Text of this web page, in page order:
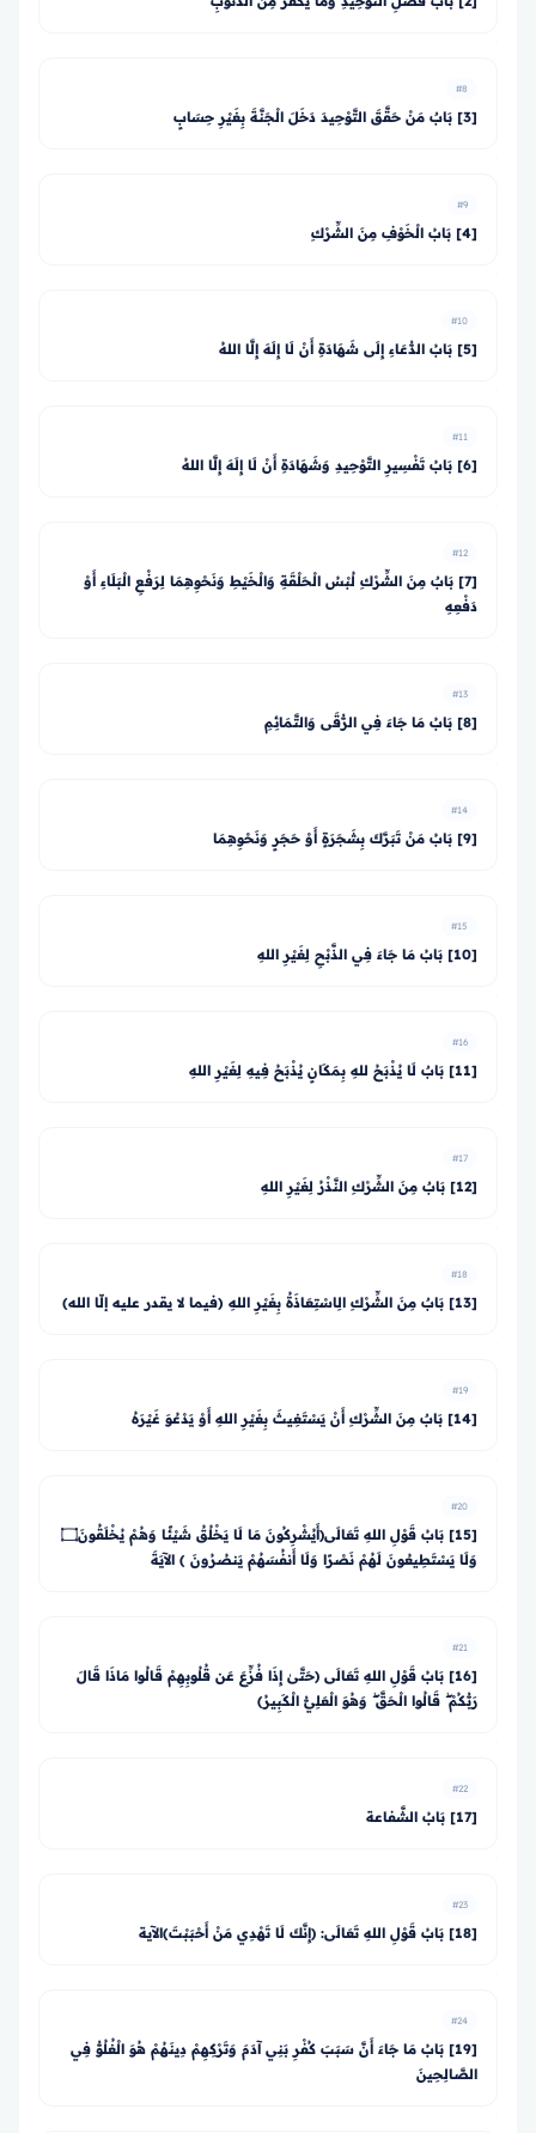
#8
[3] بَابٌ مَنْ حَقَّقَ التَّوْحِيدَ دَخَلَ الْجَنَّةَ بِغَيْرِ حِسَابٍ
#9
[4] بَابُ الْخَوْفِ مِنَ الشِّرْكِ
#10
[5] بَابُ الدُّعَاءِ إِلَى شَهَادَةِ أَنْ لَا إِلَهَ إِلَّا اللهُ
#11
[6] بَابُ تَفْسِيرِ التَّوْحِيدِ وَشَهَادَةِ أَنْ لَا إِلَهَ إِلَّا اللهُ
#12
[7] بَابٌ مِنَ الشِّرْكِ لُبْسُ الْحَلْقَةِ وَالْخَيْطِ وَنَحْوِهِمَا لِرَفْعِ الْبَلَاءِ أَوْ
دَفْعِهِ
#13
[8] بَابُ مَا جَاءَ فِي الرُّقَى وَالتَّمَائِمِ
#14
[9] بَابُ مَنْ تَبَرَّكَ بِشَجَرَةٍ أَوْ حَجَرٍ وَنَحْوِهِمَا
#15
[10] بَابُ مَا جَاءَ فِي الذَّبْحِ لِغَيْرِ اللهِ
#16
[11] بَابٌ لَا يُذْبَحُ للهِ بِمَكَانٍ يُذْبَحُ فِيهِ لِغَيْرِ اللهِ
#17
[12] بَابٌ مِنَ الشِّرْكِ النَّذْرُ لِغَيْرِ اللهِ
#18
[13] بَابٌ مِنَ الشِّرْكِ الِاسْتِعَاذَةُ بِغَيْرِ اللهِ (فيما لا يقدر عليه إلّا الله)
#19
[14] بَابٌ مِنَ الشِّرْكِ أَنْ يَسْتَغِيثَ بِغَيْرِ اللهِ أَوْ يَدْعُوَ غَيْرَهُ
#20
[15] بَابُ قَوْلِ اللهِ تَعَالَى﴿أَيُشْرِكُونَ مَا لَا يَخْلُقُ شَيْئًا وَهُمْ يُخْلَقُونَ۝
وَلَا يَسْتَطِيعُونَ لَهُمْ نَصْرًا وَلَا أَنفُسَهُمْ يَنصُرُونَ ﴾ الآيَةَ
#21
[16] بَابُ قَوْلِ اللهِ تَعَالَى ﴿حَتَّىٰ إِذَا فُزِّعَ عَن قُلُوبِهِمْ قَالُوا مَاذَا قَالَ
رَبُّكُمْ ۖ قَالُوا الْحَقَّ ۖ وَهُوَ الْعَلِيُّ الْكَبِيرُ﴾
#22
[17] بَابُ الشَّفاعة
#23
[18] بَابُ قَوْلِ اللهِ تَعَالَى: ﴿إِنَّكَ لَا تَهْدِي مَنْ أَحْبَبْتَ﴾الآية
#24
[19] بَابُ مَا جَاءَ أَنَّ سَبَبَ كُفْرِ بَنِي آدَمَ وَتَرْكِهِمْ دِينَهُمْ هُوَ الْغُلُوُّ فِي
الصَّالِحِينَ